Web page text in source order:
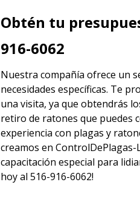
Obtén tu
916-6062
Nuestra compañía ofrece un
necesidades específicas. Te
una visita, ya que obtendrás
retiro de ratones que puedes
experiencia con plagas y
creamos en ControlDePlagas-
capacitación especial para
hoy al 516-916-6062!